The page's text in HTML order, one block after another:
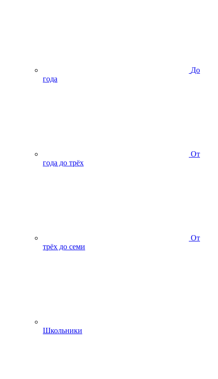
До
года
От
года до трёх
От
трёх до семи
Школьники